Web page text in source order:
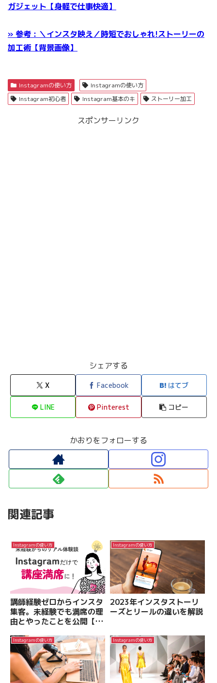
ガジェット【身軽で仕事快適】
» 参考 : ＼インスタ映え／時短でおしゃれ!ストーリーの
加工術【背景画像】
Instagramの使い方
Instagramの使い方
Instagram初心者
Instagram基本のキ ストーリー加工
スポンサーリンク
シェアする
X Facebook はてブ
LINE Pinterest コピー
かおりをフォローする
関連記事
Instagramの使い方
講師経験ゼロからインスタ
集客。未経験でも満席の理
由とやったことを公開【体
Instagramの使い方
2023年インスタストーリ
ーズとリールの違いを解説
Instagramの使い方 Instagramの使い方